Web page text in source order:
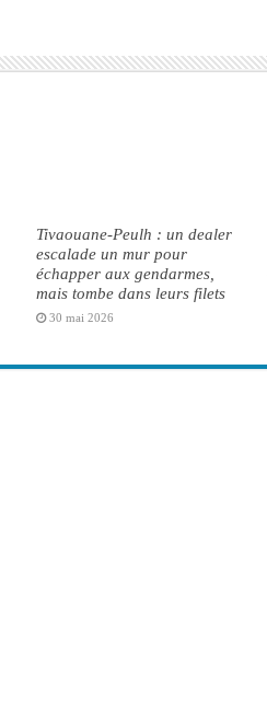
Tivaouane-Peulh : un dealer
escalade un mur pour
échapper aux gendarmes,
mais tombe dans leurs filets
30 mai 2026